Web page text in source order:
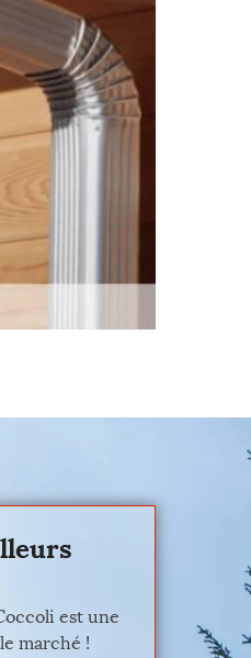
est une
marché !